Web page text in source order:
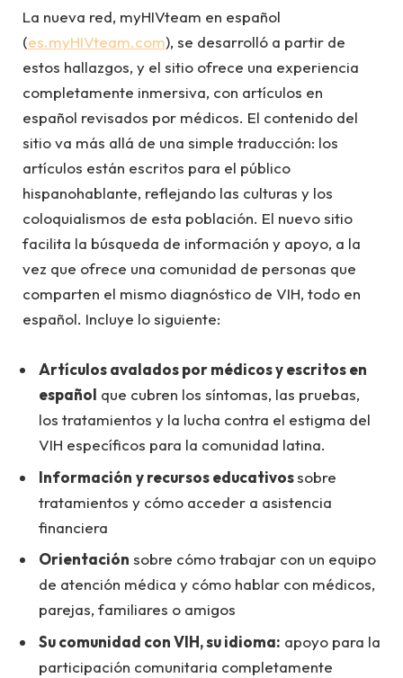
La nueva red, myHIVteam en español
(es.myHIVteam.com), se desarrolló a partir de
estos hallazgos, y el sitio ofrece una experiencia
completamente inmersiva, con artículos en
español revisados por médicos. El contenido del
sitio va más allá de una simple traducción: los
artículos están escritos para el público
hispanohablante, reflejando las culturas y los
coloquialismos de esta población. El nuevo sitio
facilita la búsqueda de información y apoyo, a la
vez que ofrece una comunidad de personas que
comparten el mismo diagnóstico de VIH, todo en
español. Incluye lo siguiente:
Artículos avalados por médicos y escritos en
español que cubren los síntomas, las pruebas,
los tratamientos y la lucha contra el estigma del
VIH específicos para la comunidad latina.
Información y recursos educativossobre
tratamientos y cómo acceder a asistencia
financiera
Orientación sobre cómo trabajar con un equipo
de atención médica y cómo hablar con médicos,
parejas, familiares o amigos
Su comunidad con VIH, su idioma: apoyo para la
participación comunitaria completamente